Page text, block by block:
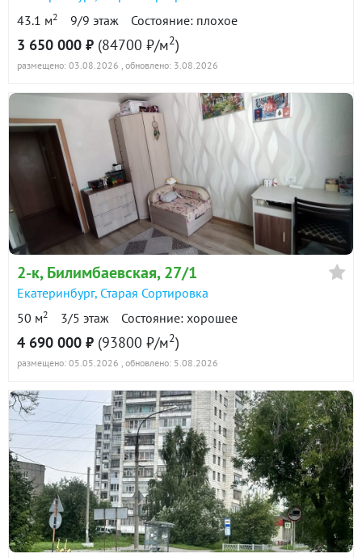
43.1 м2 9/9 этаж Состояние: плохое
3 650 000 ₽ (84700 ₽/м2)
размещено: 03.08.2026 , обновлено: 3.08.2026
2-к, Билимбаевская, 27/1
Екатеринбург, Старая Сортировка
50 м2 3/5 этаж Состояние: хорошее
4 690 000 ₽ (93800 ₽/м2)
размещено: 05.05.2026 , обновлено: 5.08.2026